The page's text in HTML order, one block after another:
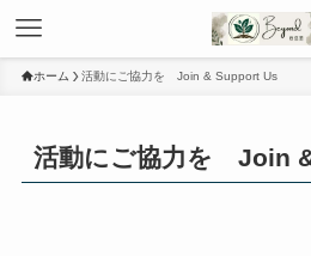
ホーム 活動にご協力を Join & Support Us
活動にご協力を Join